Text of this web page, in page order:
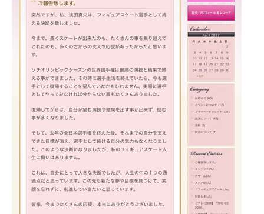
エレクトロニクス専門サイト
エネルギーの専門メディア
建設×テクノロジーの最前線
ちょっと気になるネットの話題